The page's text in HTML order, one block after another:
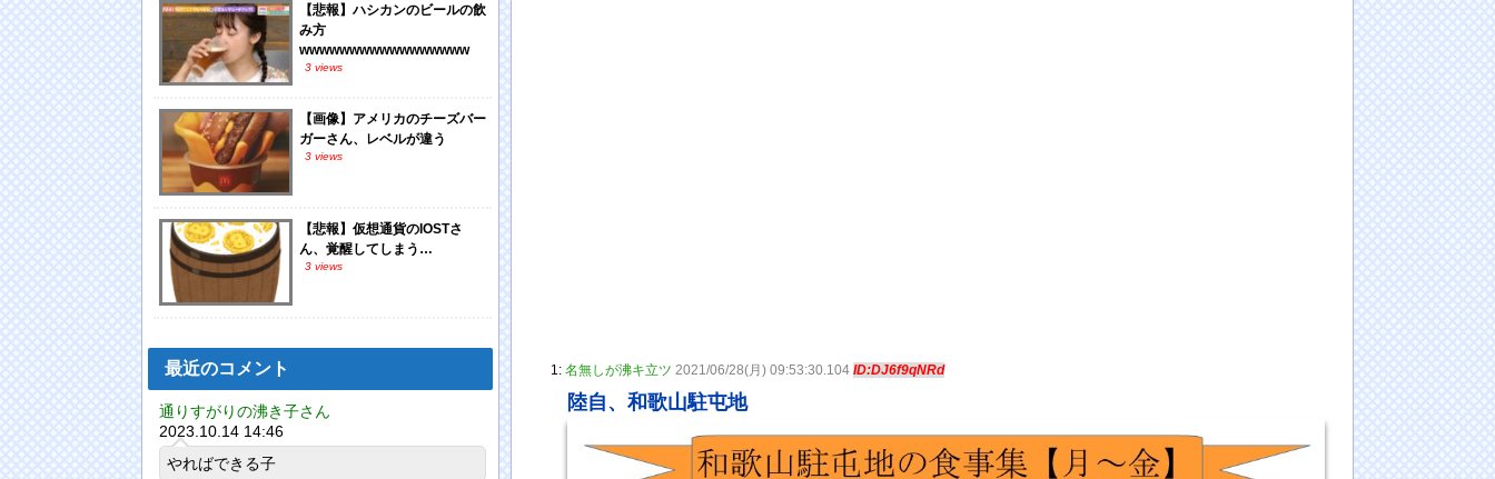
1: 名無しが沸キ立ツ 2021/06/28(月) 09:53:30.104 ID:DJ6f9qNRd
陸自、和歌山駐屯地
【悲報】ハシカンのビールの飲
み方
wwwwwwwwwwwwwwwww
3 views
【画像】アメリカのチーズバー
ガーさん、レベルが違う
3 views
【悲報】仮想通貨のIOSTさ
ん、覚醒してしまう…
3 views
最近のコメント
通りすがりの沸き子さん
2023.10.14 14:46
やればできる子